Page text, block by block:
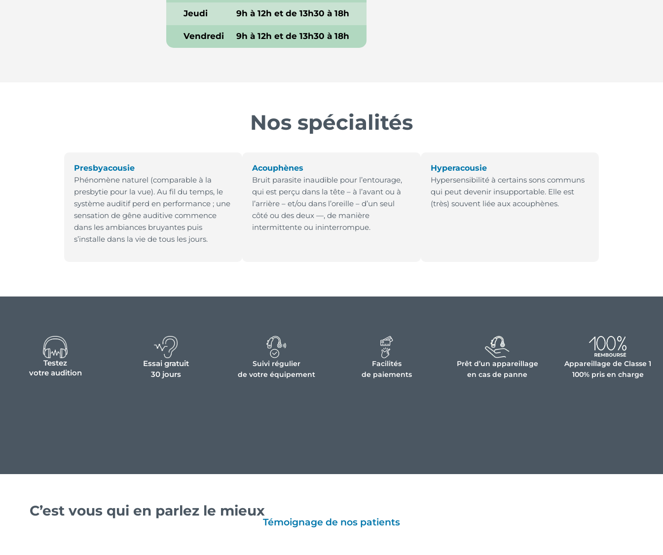
Jeudi 9h à 12h et de 13h30 à 18h
Vendredi 9h à 12h et de 13h30 à 18h
Nos spécialités
Presbyacousie
Phénomène naturel (comparable à la
presbytie pour la vue). Au fil du temps, le
système auditif perd en performance ; une
sensation de gêne auditive commence
dans les ambiances bruyantes puis
s’installe dans la vie de tous les jours.
Acouphènes
Bruit parasite inaudible pour l’entourage,
qui est perçu dans la tête – à l’avant ou à
l’arrière – et/ou dans l’oreille – d’un seul
côté ou des deux —, de manière
intermittente ou ininterrompue.
Hyperacousie
Hypersensibilité à certains sons communs
qui peut devenir insupportable. Elle est
(très) souvent liée aux acouphènes.
Testez
votre audition
Essai gratuit
30 jours
Suivi régulier
de votre équipement
Facilités
de paiements
Prêt d’un appareillage
en cas de panne
Appareillage de Classe 1
100% pris en charge
C’est vous qui en parlez le mieux
Témoignage de nos patients